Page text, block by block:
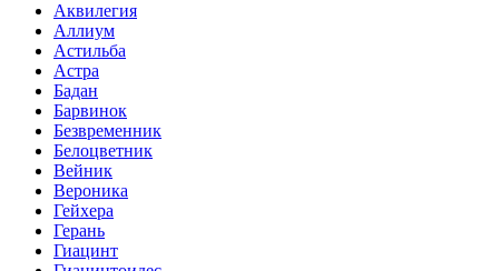
Аквилегия
Аллиум
Астильба
Астра
Бадан
Барвинок
Безвременник
Белоцветник
Вейник
Вероника
Гейхера
Герань
Гиацинт